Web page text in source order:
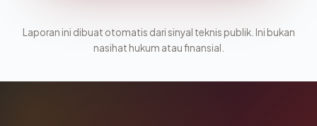
Laporan ini dibuat otomatis dari sinyal teknis publik. Ini bukan
nasihat hukum atau finansial.